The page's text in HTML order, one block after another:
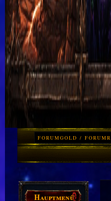
FORUMGOLD /
Hauptmenü